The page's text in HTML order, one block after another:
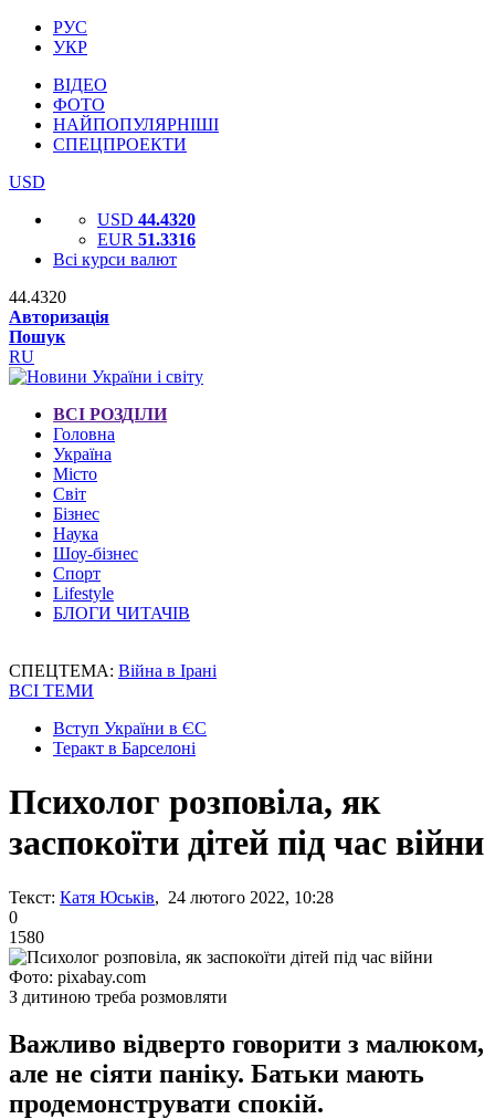
РУС
УКР
ВІДЕО
ФОТО
НАЙПОПУЛЯРНІШІ
СПЕЦПРОЕКТИ
USD
USD 44.4320
EUR 51.3316
Всі курси валют
44.4320
Авторизація
Пошук
RU
ВСІ РОЗДІЛИ
Головна
Україна
Місто
Світ
Бізнес
Наука
Шоу-бізнес
Спорт
Lifestyle
БЛОГИ ЧИТАЧІВ
СПЕЦТЕМА: Війна в Ірані
ВСІ ТЕМИ
Вступ України в ЄС
Теракт в Барселоні
Психолог розповіла, як
заспокоїти дітей під час війни
Текст: Катя Юськів, 24 лютого 2022, 10:28
0
1580
Фото: pixabay.com
З дитиною треба розмовляти
Важливо відверто говорити з малюком,
але не сіяти паніку. Батьки мають
продемонструвати спокій.